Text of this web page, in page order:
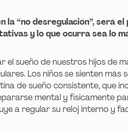
la “no desregulación”, será
y lo que ocurra sea lo
el sueño de nuestros hijos de
Los niños se sienten más
de sueño consistente, que
mental y físicamente
a regular su reloj interno y